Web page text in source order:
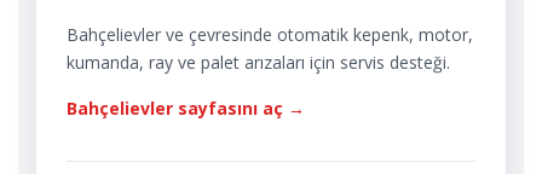
Bahçelievler ve çevresinde otomatik kepenk, motor,
kumanda, ray ve palet arızaları için servis desteği.
Bahçelievler sayfasını aç →